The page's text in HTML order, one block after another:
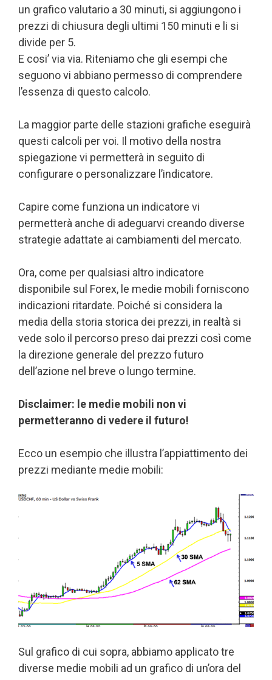
un grafico valutario a 30 minuti, si aggiungono i
prezzi di chiusura degli ultimi 150 minuti e li si
divide per 5.
E cosi’ via via. Riteniamo che gli esempi che
seguono vi abbiano permesso di comprendere
l’essenza di questo calcolo.
La maggior parte delle stazioni grafiche eseguirà
questi calcoli per voi. Il motivo della nostra
spiegazione vi permetterà in seguito di
configurare o personalizzare l’indicatore.
Capire come funziona un indicatore vi
permetterà anche di adeguarvi creando diverse
strategie adattate ai cambiamenti del mercato.
Ora, come per qualsiasi altro indicatore
disponibile sul Forex, le medie mobili forniscono
indicazioni ritardate. Poiché si considera la
media della storia storica dei prezzi, in realtà si
vede solo il percorso preso dai prezzi così come
la direzione generale del prezzo futuro
dell’azione nel breve o lungo termine.
Disclaimer: le medie mobili non vi
permetteranno di vedere il futuro!
Ecco un esempio che illustra l’appiattimento dei
prezzi mediante medie mobili:
Sul grafico di cui sopra, abbiamo applicato tre
diverse medie mobili ad un grafico di un’ora del